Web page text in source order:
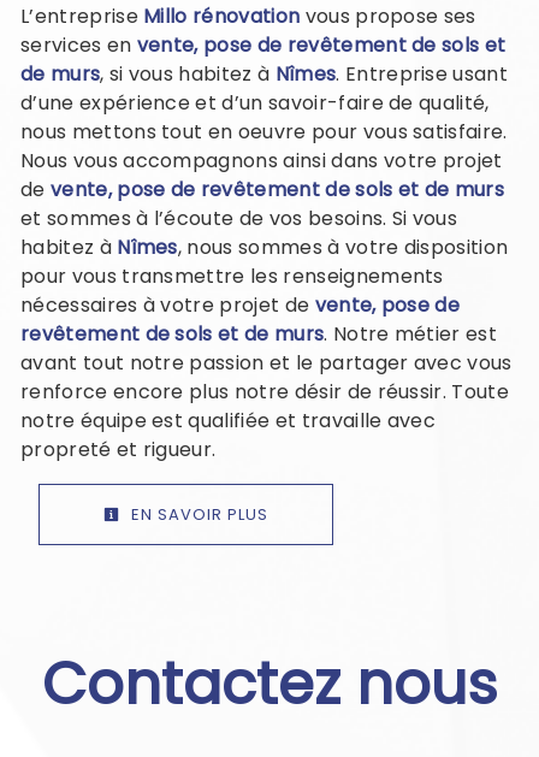
L’entreprise Millo rénovation vous propose ses
services en vente, pose de revêtement de sols et
de murs, si vous habitez à Nîmes. Entreprise usant
d’une expérience et d’un savoir-faire de qualité,
nous mettons tout en oeuvre pour vous satisfaire.
Nous vous accompagnons ainsi dans votre projet
de vente, pose de revêtement de sols et de murs
et sommes à l’écoute de vos besoins. Si vous
habitez à Nîmes, nous sommes à votre disposition
pour vous transmettre les renseignements
nécessaires à votre projet de vente, pose de
revêtement de sols et de murs. Notre métier est
avant tout notre passion et le partager avec vous
renforce encore plus notre désir de réussir. Toute
notre équipe est qualifiée et travaille avec
propreté et rigueur.
EN SAVOIR PLUS
Contactez nous